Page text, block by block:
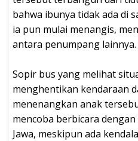
bahwa ibunya tidak ada di
ia pun mulai menangis,
antara penumpang lainnya.
Sopir bus yang melihat
menghentikan kendaraan
menenangkan anak
mencoba berbicara
Jawa, meskipun ada